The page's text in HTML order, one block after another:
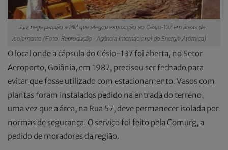
Juiz nega pensão a PM que alegou exposição ao Césio-137 em áreas de
isolamento (Foto: Reprodução - Agência Internacional de Energia Atómica)
O local onde a cápsula do Césio-137 foi aberta, no Setor
Aeroporto, Goiânia, em 1987, precisou ser fechado para
evitar que fosse utilizado com estacionamento. Vasos com
plantas foram instalados pedido na entrada do terreno,
uma vez que a área, na Rua 57, deve permanecer isolada por
normas de segurança. O serviço foi feito pela Comurg, a
pedido de moradores da região.